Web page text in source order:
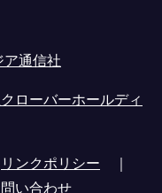
通信社
ローバーホールディ
リンクポリシー ｜
い合わせ